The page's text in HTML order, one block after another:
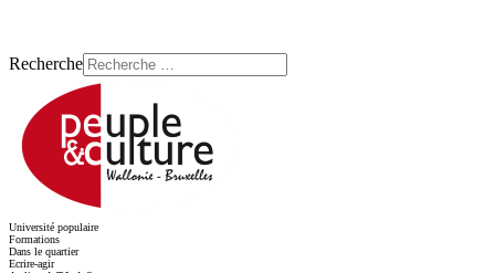
Recherche
Université populaire
Formations
Dans le quartier
Ecrire-agir